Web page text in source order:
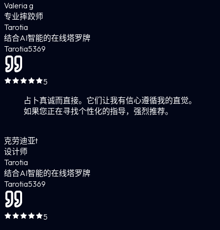
Valeria g
专业摔跤师
Tarotia
结合AI智能的在线塔罗牌
Tarotia5369
5
占卜真诚而直接。它们让我有信心遵循我的直觉。
如果您正在寻找个性化的指导，强烈推荐。
克劳迪亚t
设计师
Tarotia
结合AI智能的在线塔罗牌
Tarotia5369
5